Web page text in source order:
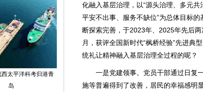
化融入基层治理，以“源头治理、多元共
平安不出事、服务不缺位”为总体目标
断探索完善，于2023年、2025年先后
月，获评全国新时代“枫桥经验”先进典
统礼让精神融入基层治理全过程的呢？
一是党建领事。党员干部通过日复
施等普遍得到了改善，居民的幸福感明